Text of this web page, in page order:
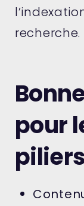
recherche.
pour
piliers